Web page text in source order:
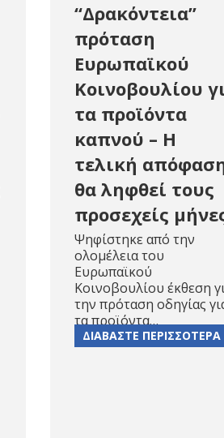
“Δρακόντεια”
πρόταση
Ευρωπαϊκού
Κοινοβουλίου
τα προϊόντα
καπνού – Η
τελική
θα ληφθεί τους
προσεχείς
Ψηφίστηκε από την
ολομέλεια του
Ευρωπαϊκού
Κοινοβουλίου έκθεση
την πρόταση οδηγίας
τα προϊόντα…
ΔΙΑΒΑΣΤΕ ΠΕΡΙΣΣΟΤΕΡΑ